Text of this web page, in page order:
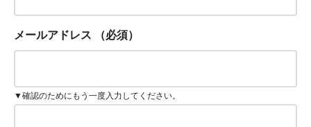
メールアドレス （必須）
▼確認のためにもう一度入力してください。